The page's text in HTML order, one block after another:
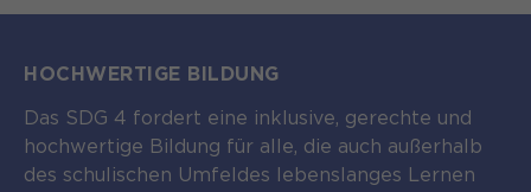
HOCHWERTIGE BILDUNG
Das SDG 4 fordert eine inklusive, gerechte und
hochwertige Bildung für alle, die auch außerhalb
des schulischen Umfeldes lebenslanges Lernen